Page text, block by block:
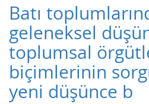
Batı
geleneksel
toplumsal
biçimlerinin
yeni düşünce b